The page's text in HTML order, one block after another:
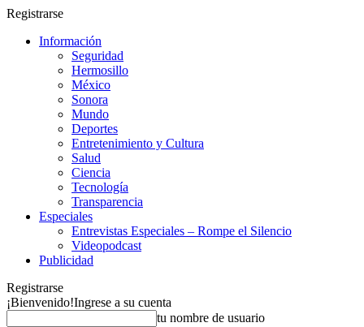
Registrarse
Información
Seguridad
Hermosillo
México
Sonora
Mundo
Deportes
Entretenimiento y Cultura
Salud
Ciencia
Tecnología
Transparencia
Especiales
Entrevistas Especiales – Rompe el Silencio
Videopodcast
Publicidad
Registrarse
¡Bienvenido!Ingrese a su cuenta
tu nombre de usuario